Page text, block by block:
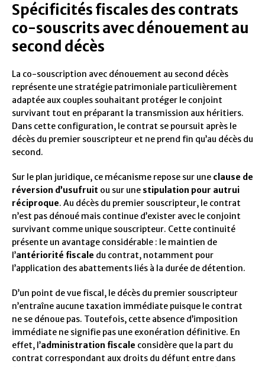
Spécificités fiscales des contrats
co-souscrits avec dénouement au
second décès
La co-souscription avec dénouement au second décès
représente une stratégie patrimoniale particulièrement
adaptée aux couples souhaitant protéger le conjoint
survivant tout en préparant la transmission aux héritiers.
Dans cette configuration, le contrat se poursuit après le
décès du premier souscripteur et ne prend fin qu’au décès du
second.
Sur le plan juridique, ce mécanisme repose sur une clause de
réversion d’usufruit ou sur une stipulation pour autrui
réciproque. Au décès du premier souscripteur, le contrat
n’est pas dénoué mais continue d’exister avec le conjoint
survivant comme unique souscripteur. Cette continuité
présente un avantage considérable : le maintien de
l’antériorité fiscale du contrat, notamment pour
l’application des abattements liés à la durée de détention.
D’un point de vue fiscal, le décès du premier souscripteur
n’entraîne aucune taxation immédiate puisque le contrat
ne se dénoue pas. Toutefois, cette absence d’imposition
immédiate ne signifie pas une exonération définitive. En
effet, l’administration fiscale considère que la part du
contrat correspondant aux droits du défunt entre dans